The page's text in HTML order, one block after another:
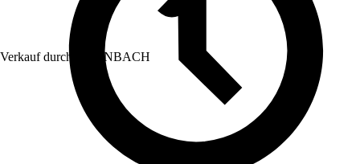
Verkauf durch: HORNBACH